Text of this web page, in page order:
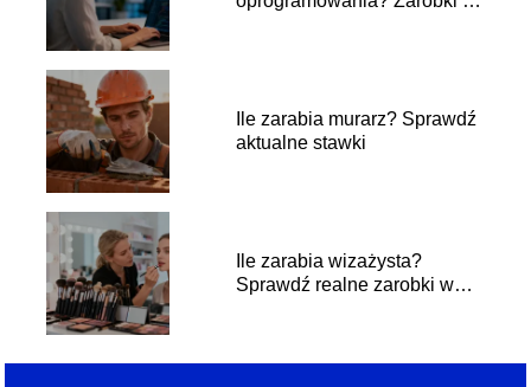
Ile zarabia murarz? Sprawdź
aktualne stawki
Ile zarabia wizażysta?
Sprawdź realne zarobki w